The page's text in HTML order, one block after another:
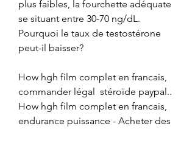
plus faibles, la fourchette adéquate
se situant entre 30-70 ng/dL.
Pourquoi le taux de testostérone
peut-il baisser?
How hgh film complet en francais,
commander légal  stéroïde paypal..
How hgh film complet en francais,
endurance puissance - Acheter des